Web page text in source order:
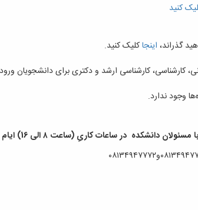
کنید
گذراند، اینجاکلیک کنید.
کارشناسی ارشد و دکتری برای دانشجویان ورودی سال ۱۳۹۷ و
وجود ندارد.
دانشکده در ساعات کاریِ (ساعت ۸ الی 16) ایام دورکاری